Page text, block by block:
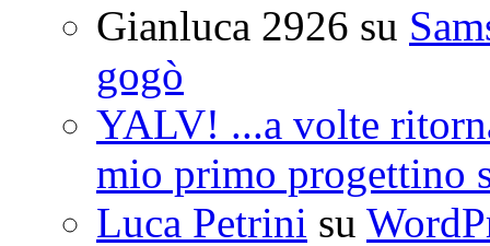
Gianluca 2926 su
gogò
YALV! ...a volte
mio primo progettino
Luca Petrini su